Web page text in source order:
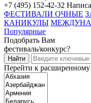
+7 (495) 152-42-32
ФЕСТИВАЛИ ОЧНЫЕ
КАНИКУЛЫ
Популярные
Подобрать Вам
фестиваль/конкурс?
Перейти к